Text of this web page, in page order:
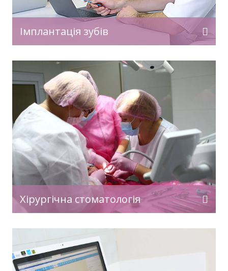
Імплантація зубів
Хірургічна стоматологія